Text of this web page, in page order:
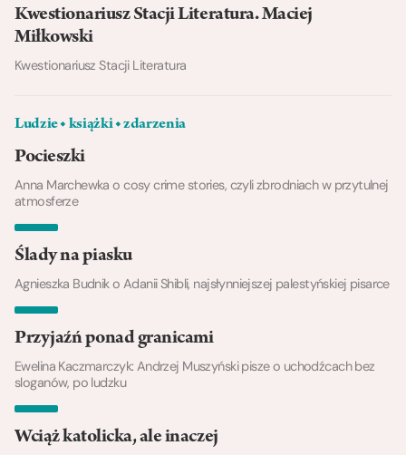
Kwestionariusz Stacji Literatura. Maciej
Miłkowski
Kwestionariusz Stacji Literatura
Ludzie ◆ książki ◆ zdarzenia
Pocieszki
Anna Marchewka o cosy crime stories, czyli zbrodniach w przytulnej
atmosferze
Ślady na piasku
Agnieszka Budnik o Adanii Shibli, najsłynniejszej palestyńskiej pisarce
Przyjaźń ponad granicami
Ewelina Kaczmarczyk: Andrzej Muszyński pisze o uchodźcach bez
sloganów, po ludzku
Wciąż katolicka, ale inaczej